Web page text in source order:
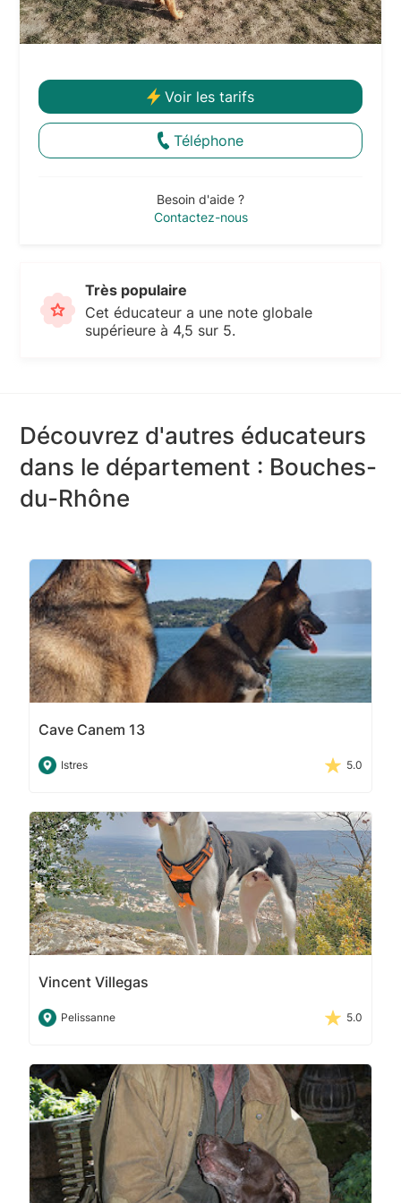
Voir les tarifs
Téléphone
Besoin d'aide ?
Contactez-nous
Très populaire
Cet éducateur a une note globale
supérieure à 4,5 sur 5.
Découvrez d'autres éducateurs
dans le département : Bouches-
du-Rhône
Cave Canem 13
Istres 5.0
Vincent Villegas
Pelissanne 5.0